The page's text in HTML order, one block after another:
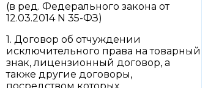
(в ред. Федерального закона от
12.03.2014 N 35-ФЗ)
1. Договор об отчуждении
исключительного права на товарный
знак, лицензионный договор, а
также другие договоры,